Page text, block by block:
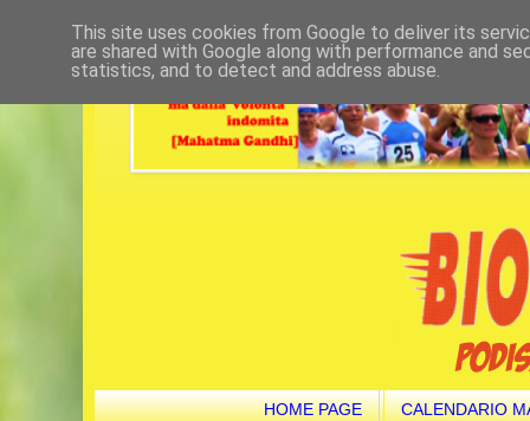
HOME PAGE CALENDARIO
This site uses cookies from Google to deliver its
are shared with Google along with performance and
statistics, and to detect and address abuse.